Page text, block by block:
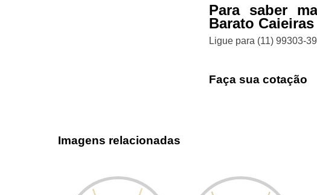
Para saber
Barato Caieiras
Ligue para (11) 99303-
Faça sua cotação
Imagens relacionadas